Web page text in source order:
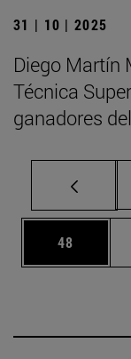
31 | 10 | 2025
Diego Martín
Técnica
ganadores
Página
48